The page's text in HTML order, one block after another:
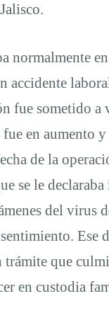
normalmente
accidente
fue sometido a
en aumento
de la
se le
del virus
Ese
que
en custodia